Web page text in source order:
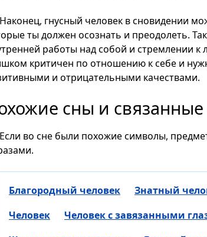
Наконец, гнусный человек в сновидении
ты должен осознать и преодолеть.
работы над собой и стремлении
критичен по отношению к себе и
и отрицательными качествами.
сны и
Если во сне были похожие символы,
Благородный человек Знатный
Человек
Человек с завязанными